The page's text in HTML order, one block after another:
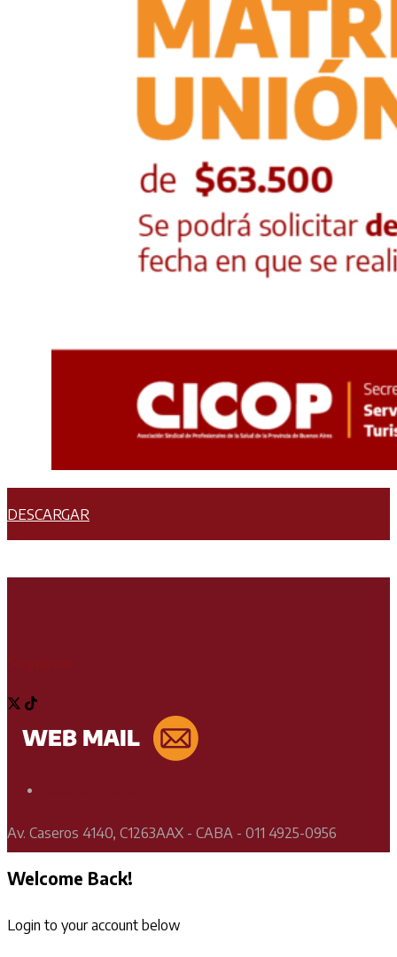
DESCARGAR
Av. Caseros 4140, C1263AAX - CABA - 011 4925-0956
Welcome Back!
Login to your account below